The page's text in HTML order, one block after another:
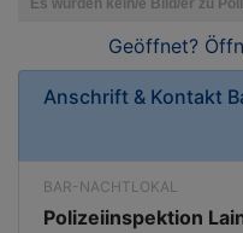
Geöffnet?
Anschrift & Kontakt
BAR-NACHTLOKAL
Polizeiinspektion